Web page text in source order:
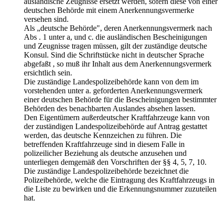
deutschen Behörde mit einem Anerkennungsvermerke
versehen sind.
Als „deutsche Behörde", deren Anerkennungsvermerk nach
Abs . 1 unter a, und c. die ausländischen Bescheinigungen
und Zeugnisse tragen müssen, gilt der zuständige deutsche
Konsul. Sind die Schriftstücke nicht in deutscher Sprache
abgefaßt , so muß ihr Inhalt aus dem Anerkennungsvermerk
ersichtlich sein.
Die zuständige Landespolizeibehörde kann von dem im
vorstehenden unter a. geforderten Anerkennungsvermerk
einer deutschen Behörde für die Bescheinigungen bestimmter
Behörden des benachbarten Auslandes absehen lassen.
Den Eigentümern außerdeutscher Kraftfahrzeuge kann von
der zuständigen Landespolizeibehörde auf Antrag gestattet
werden, das deutsche Kennzeichen zu führen. Die
betreffenden Kraftfahrzeuge sind in diesem Falle in
polizeilicher Beziehung als deutsche anzusehen und
unterliegen demgemäß den Vorschriften der §§ 4, 5, 7, 10.
Die zuständige Landespolizeibehörde bezeichnet die
Polizeibehörde, welche die Eintragung des Kraftfahrzeugs in
die Liste zu bewirken und die Erkennungsnummer zuzuteilen
hat.